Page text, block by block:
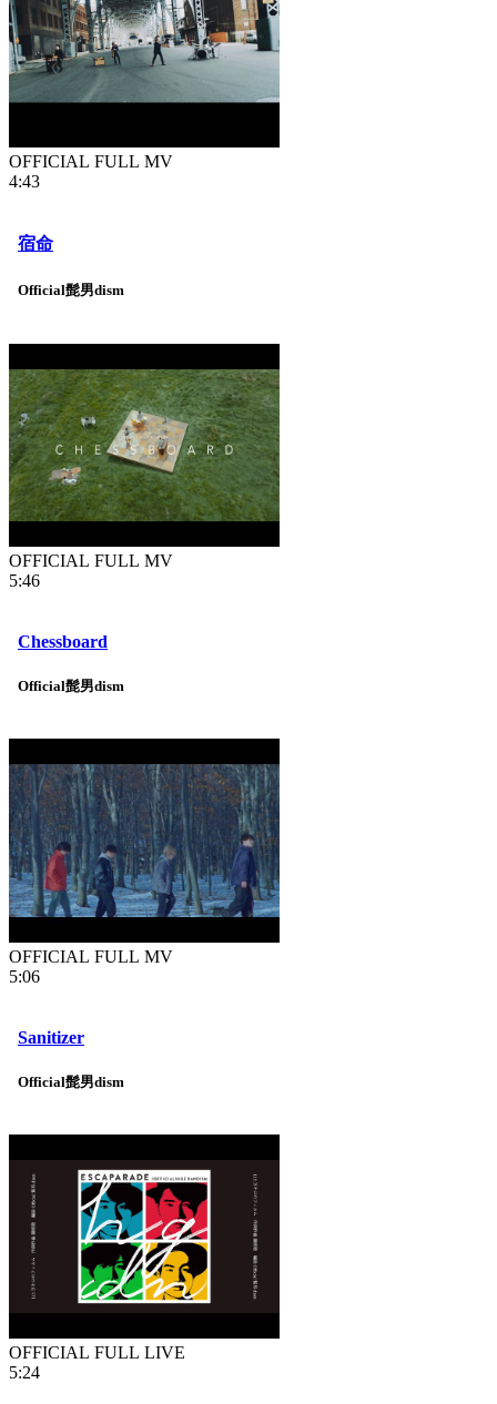
OFFICIAL FULL MV
4:43
宿命
Official髭男dism
OFFICIAL FULL MV
5:46
Chessboard
Official髭男dism
OFFICIAL FULL MV
5:06
Sanitizer
Official髭男dism
OFFICIAL FULL LIVE
5:24